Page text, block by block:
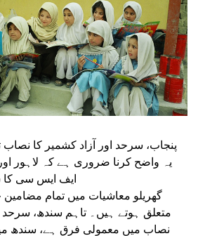
پنجاب، سرحد اور آزاد کشمیر کا نصاب
یہ واضح کرنا ضروری ہے کہ لاہور
ایف ایس سی کا
گھریلو معاشیات میں تمام
متعلق ہوتے ہیں۔ تاہم سندھ، سرحد
نصاب میں معمولی فرق ہے، سندھ میں